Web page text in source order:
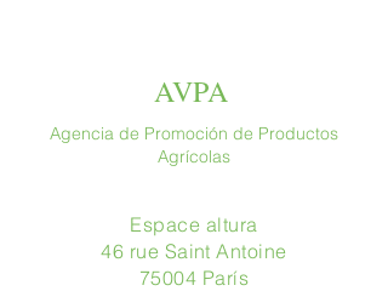
AVPA
Agencia de Promoción de Productos
Agrícolas
Espace altura
46 rue Saint Antoine
75004 París